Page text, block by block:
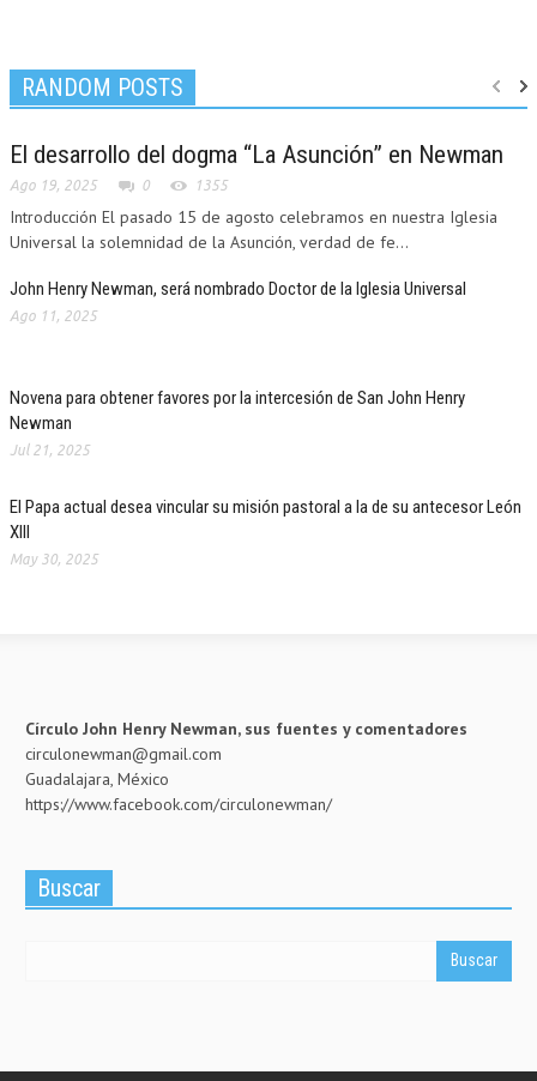
RANDOM POSTS
El desarrollo del dogma “La Asunción” en Newman
Ago 19, 2025 0 1355
Introducción El pasado 15 de agosto celebramos en nuestra Iglesia
Universal la solemnidad de la Asunción, verdad de fe...
John Henry Newman, será nombrado Doctor de la Iglesia Universal
Ago 11, 2025
Novena para obtener favores por la intercesión de San John Henry
Newman
Jul 21, 2025
El Papa actual desea vincular su misión pastoral a la de su antecesor León
XIII
May 30, 2025
Círculo John Henry Newman, sus fuentes y comentadores
circulonewman@gmail.com
Guadalajara, México
https://www.facebook.com/circulonewman/
Buscar